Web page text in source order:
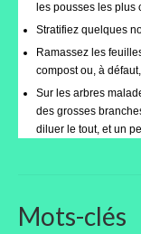
les pousses les plus
Stratifiez quelques
Ramassez les
compost ou, à
Sur les arbres
des grosses
diluer le tout, et un
Mots-clés